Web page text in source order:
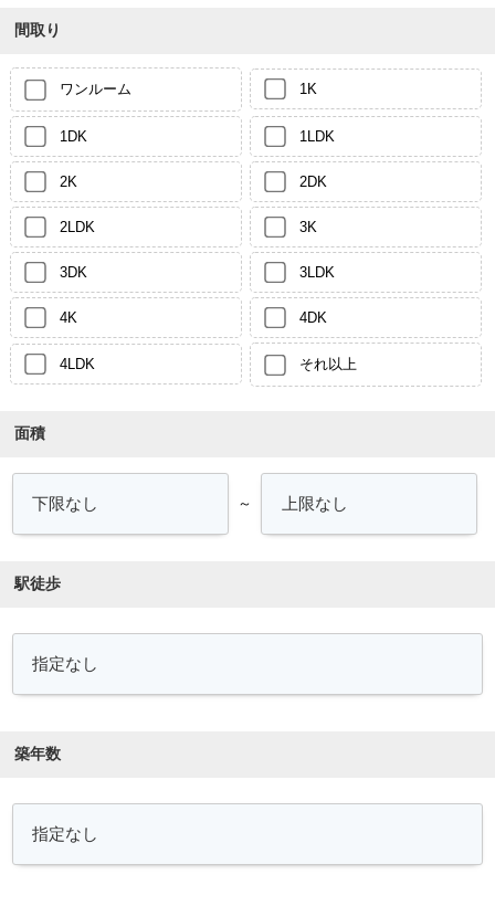
間取り
ワンルーム 1K
1DK 1LDK
2K 2DK
2LDK 3K
3DK 3LDK
4K 4DK
4LDK それ以上
面積
～
駅徒歩
築年数